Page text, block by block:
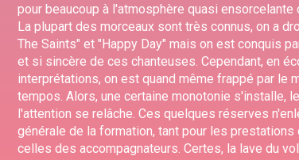
pour beaucoup à l'atmosphère quasi ensorcelante
La plupart des morceaux sont très connus, on a
The Saints" et "Happy Day" mais on est conquis
et si sincère de ces chanteuses. Cependant, en
interprétations, on est quand même frappé par le
tempos. Alors, une certaine monotonie s'installe,
l'attention se relâche. Ces quelques réserves
générale de la formation, tant pour les
celles des accompagnateurs. Certes, la lave du